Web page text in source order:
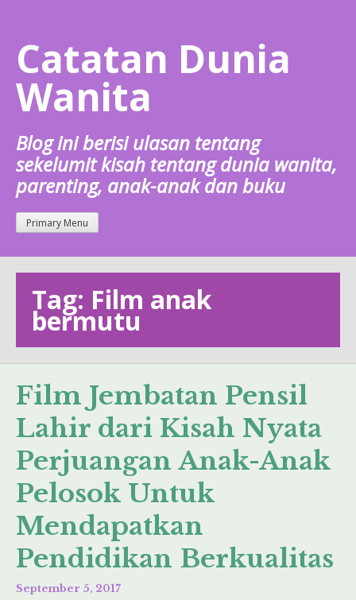
content
Catatan Dunia
Wanita
Blog ini berisi ulasan tentang
sekelumit kisah tentang dunia wanita,
parenting, anak-anak dan buku
Primary Menu
Tag: Film anak
bermutu
Film Jembatan Pensil
Lahir dari Kisah Nyata
Perjuangan Anak-Anak
Pelosok Untuk
Mendapatkan
Pendidikan Berkualitas
September 5, 2017